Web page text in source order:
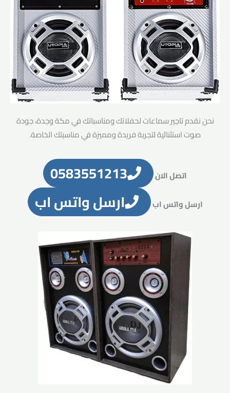
نحن نقدم تاجير سماعات لحفلاتك ومناسباتك في مكة وجدة، جودة
صوت استثنائية لتجربة فريدة ومميزة في مناسبتك الخاصة.
اتصل الان 0583551213
ارسل واتس اب ارسل واتس اب